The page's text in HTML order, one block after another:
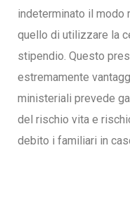
indeterminato il modo
quello di utilizzare la
stipendio. Questo
estremamente
ministeriali prevede
del rischio vita e
debito i familiari in